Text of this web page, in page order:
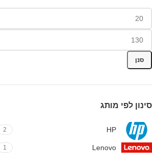
סנן
סינון לפי מותג
HP
2
Lenovo
1